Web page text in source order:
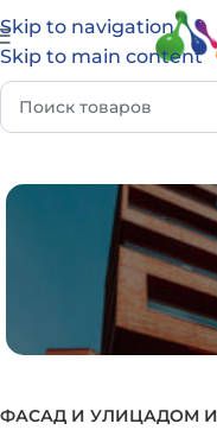
Skip to navigation
Skip to main content
Товар Группа
ФАСАД И УЛИЦАДОМ И